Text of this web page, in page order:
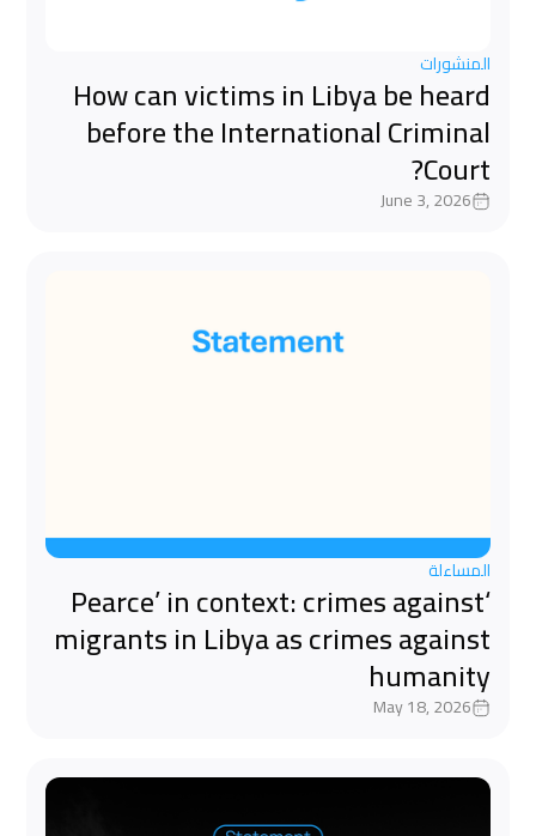
المنشورات
How can victims in Libya be heard
before the International Criminal
Court?
June 3, 2026
المساءلة
‘Pearce’ in context: crimes against
migrants in Libya as crimes against
humanity
May 18, 2026